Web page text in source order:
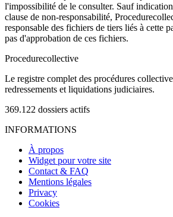
l'impossibilité de le consulter. Sauf
clause de non-responsabilité,
responsable des fichiers de tiers liés à cette
pas d'approbation de ces fichiers.
Procedurecollective
Le registre complet des procédures
redressements et liquidations judiciaires.
369.122 dossiers actifs
INFORMATIONS
À propos
Widget pour votre site
Contact & FAQ
Mentions légales
Privacy
Cookies